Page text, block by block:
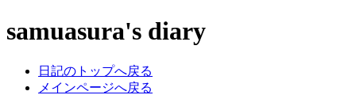
samuasura's diary
日記のトップへ戻る
メインページへ戻る